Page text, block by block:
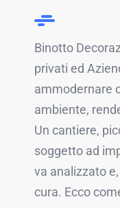
Binotto
privati ed
ammodernare
ambiente,
Un cantiere,
soggetto ad
va analizzato
cura. Ecco